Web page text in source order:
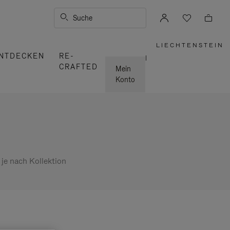
Suche
RE-
CRAFTED
Mein
Konto
LIECHTENSTEIN
|
nach Kollektion